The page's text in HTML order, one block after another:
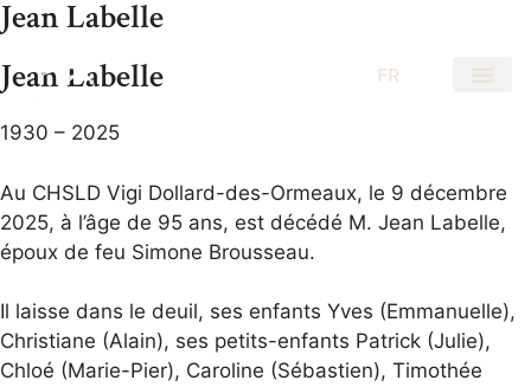
FR
Jean Labelle
Jean Labelle
1930 – 2025
Au CHSLD Vigi Dollard-des-Ormeaux, le 9 décembre
2025, à l’âge de 95 ans, est décédé M. Jean Labelle,
époux de feu Simone Brousseau.
Il laisse dans le deuil, ses enfants Yves (Emmanuelle),
Christiane (Alain), ses petits-enfants Patrick (Julie),
Chloé (Marie-Pier), Caroline (Sébastien), Timothée